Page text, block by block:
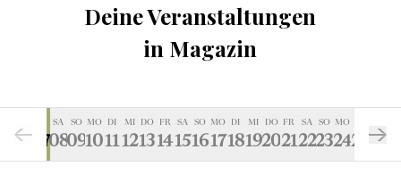
Deine Veranstaltungen
in Magazin
0607
SA
08
SO
09
MO
10
DI
11
MI
12
DO
13
FR
14
SA
15
SO
16
MO
17
DI
18
MI
19
DO
20
FR
21
SA
22
SO
23
MO
242526